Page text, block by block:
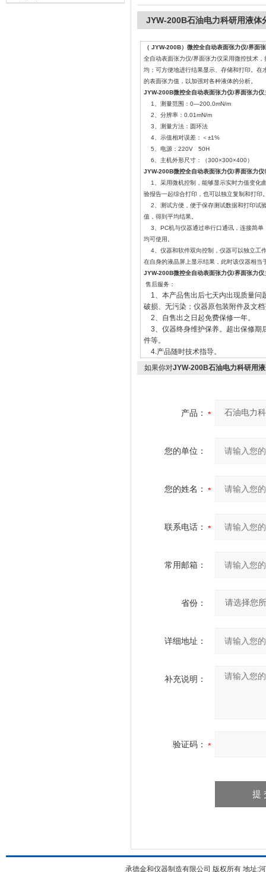
JYW-200B石油电力科研用液体
（ JYW-200B）微控全自动表面张力仪/界面
全自动表面张力仪/界面张力仪采用微控技术
均；可方便地进行结果显示、存储和打印。
的表面张力值，以加强对各种液体的分析。
JYW-200B微控全自动表面张力仪/界面张力仪
1、测量范围：0—200.0mN/m
2、分辨率：0.01mN/m
3、测量方法：圆环法
4、示值相对误差：＜±1%
5、电源：220V 50H
6、主机外形尺寸：（300×300×400）
JYW-200B微控全自动表面张力仪/界面张力仪
1、采用微机控制，能够显示实时力值变化
验报告一起综合打印，也可以独立复制和打印
2、测试方便，便于保存测试数据和打印试
值，得到平均结果。
3、PC机与仪器通过串行口通讯，连接简单
均可使用。
4、仪器和软件双向控制，仪器可以独立工
在自身的液晶屏上显示结果，此时该仪器相当
JYW-200B微控全自动表面张力仪/界面张力仪
售后服务：
1、本产品售出后七天内出现质量问
破损、无污染；仪器原包装附件及文
2、自售出之日起免费保修一年。
3、仪器终身维护保养。超出保修期
件等。
4.产品随时技术指导。
如果你对JYW-200B石油电力科研用
产品：
您的单位：
您的姓名：
联系电话：
常用邮箱：
省份：
详细地址：
补充说明：
验证码：
承德金和仪器制造有限公司 版权所有 地址: